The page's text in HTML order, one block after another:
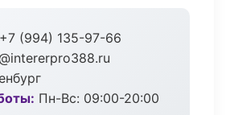
+7 (994) 135-97-66
Пн-Вс: 09:00-20:00